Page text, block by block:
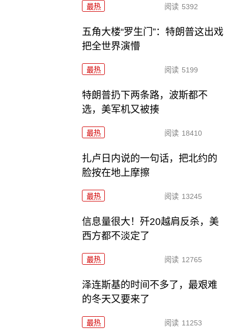
最热 阅读 5392
五角大楼“罗生门”：特朗普这出戏
把全世界演懵
最热 阅读 5199
特朗普扔下两条路，波斯都不
选，美军机又被揍
最热 阅读 18410
扎卢日内说的一句话，把北约的
脸按在地上摩擦
最热 阅读 13245
信息量很大！歼20越肩反杀，美
西方都不淡定了
最热 阅读 12765
泽连斯基的时间不多了，最艰难
的冬天又要来了
最热 阅读 11253